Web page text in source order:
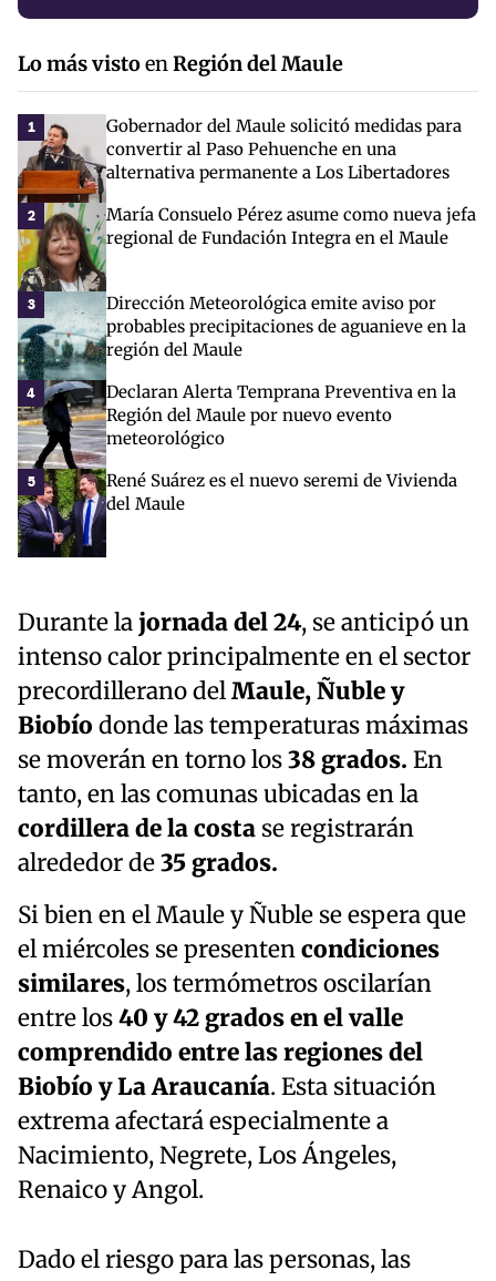
Lo más vistoen Región del Maule
1
Gobernador del Maule solicitó medidas para
convertir al Paso Pehuenche en una
alternativa permanente a Los Libertadores
2
María Consuelo Pérez asume como nueva jefa
regional de Fundación Integra en el Maule
3
Dirección Meteorológica emite aviso por
probables precipitaciones de aguanieve en la
región del Maule
4
Declaran Alerta Temprana Preventiva en la
Región del Maule por nuevo evento
meteorológico
5
René Suárez es el nuevo seremi de Vivienda
del Maule
Durante lajornada del 24, se anticipó un
intenso calor principalmente en el sector
precordillerano delMaule, Ñuble y
Biobío donde las temperaturas máximas
se moverán en torno los38 grados. En
tanto, en las comunas ubicadas en la
cordillera de la costa se registrarán
alrededor de35 grados.
Si bien en el Maule y Ñuble se espera que
el miércoles se presentencondiciones
similares, los termómetros oscilarían
entre los40 y 42 grados en el valle
comprendido entre las regiones del
Biobío y La Araucanía. Esta situación
extrema afectará especialmente a
Nacimiento, Negrete, Los Ángeles,
Renaico y Angol.
Dado el riesgo para las personas, las